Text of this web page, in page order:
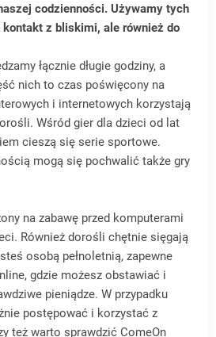
codzienności. Używamy tych
kontakt z bliskimi, ale również do
łącznie długie godziny, a
nich to czas poświęcony na
i internetowych korzystają
Wśród gier dla dzieci od lat
cieszą się serie sportowe.
mogą się pochwalić także gry
na zabawę przed komputerami
Również dorośli chętnie sięgają
osobą pełnoletnią, zapewne
gdzie możesz obstawiać i
pieniądze. W przypadku
postępować i korzystać z
też warto sprawdzić ComeOn